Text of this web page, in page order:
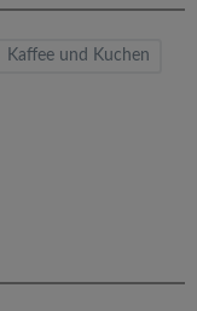
Kaffee und Kuchen